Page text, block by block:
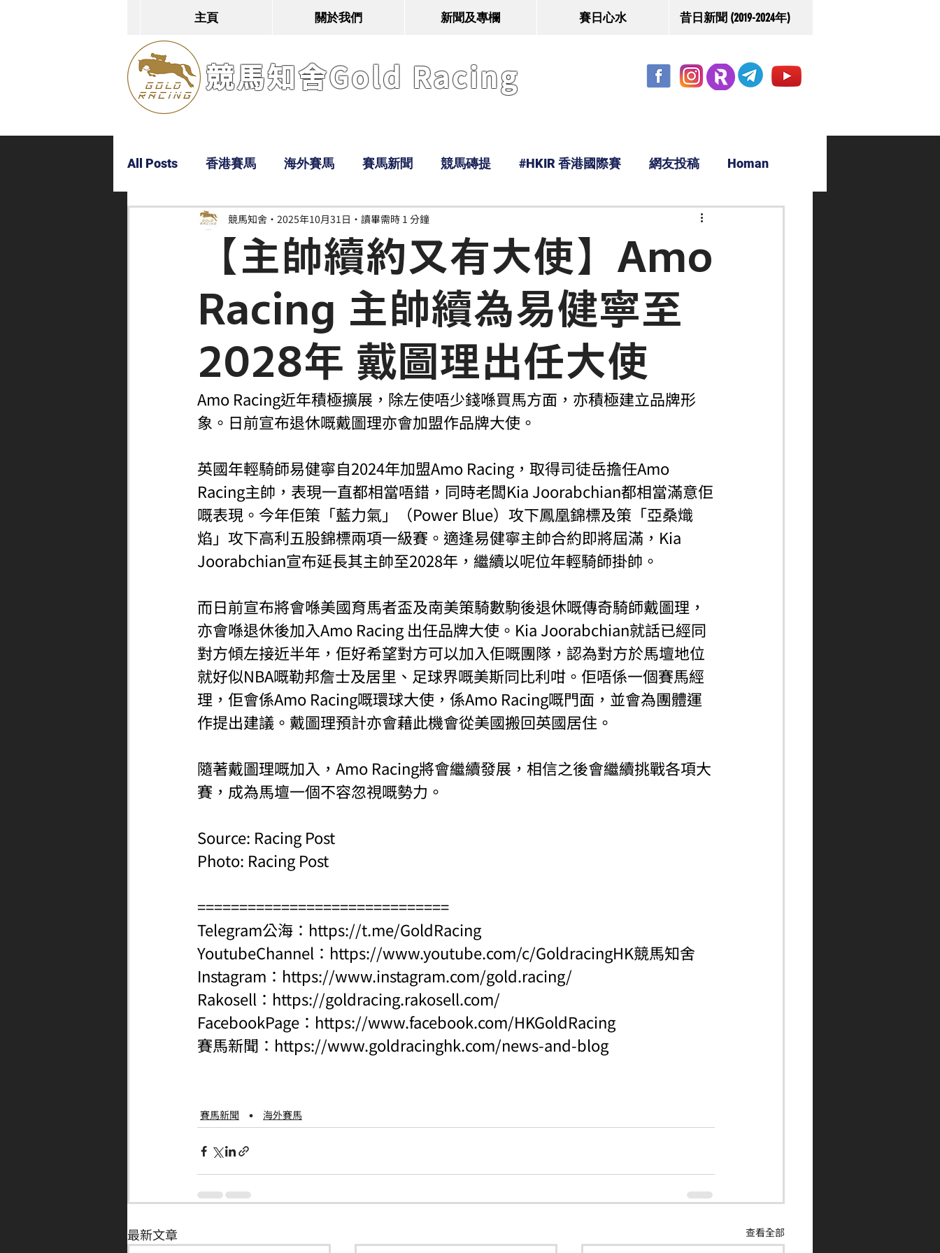
主頁 關於我們 新聞及專欄 賽日心水 昔日新聞 (2019-2024年)
競馬知舍Gold Racing
All Posts 香港賽馬 海外賽馬 賽馬新聞 競馬磚提 #HKIR 香港國際賽 網友投稿 Homan
Bobby 超仔 Tony 鹿 經典戰線
【主帥續約又有大使】Amo
Racing 主帥續為易健寧至
2028年 戴圖理出任大使
競馬知舍 2025年10月31日 讀畢需時 1 分鐘
Amo Racing近年積極擴展，除左使唔少錢喺買馬方面，亦積極建立品牌形
象。日前宣布退休嘅戴圖理亦會加盟作品牌大使。
英國年輕騎師易健寧自2024年加盟Amo Racing，取得司徒岳擔任Amo
Racing主帥，表現一直都相當唔錯，同時老闆Kia Joorabchian都相當滿意佢
嘅表現。今年佢策「藍力氣」（Power Blue）攻下鳳凰錦標及策「亞桑熾
焰」攻下高利五股錦標兩項一級賽。適逢易健寧主帥合約即將屆滿，Kia
Joorabchian宣布延長其主帥至2028年，繼續以呢位年輕騎師掛帥。
而日前宣布將會喺美國育馬者盃及南美策騎數駒後退休嘅傳奇騎師戴圖理，
亦會喺退休後加入Amo Racing 出任品牌大使。Kia Joorabchian就話已經同
對方傾左接近半年，佢好希望對方可以加入佢嘅團隊，認為對方於馬壇地位
就好似NBA嘅勒邦詹士及居里、足球界嘅美斯同比利咁。佢唔係一個賽馬經
理，佢會係Amo Racing嘅環球大使，係Amo Racing嘅門面，並會為團體運
作提出建議。戴圖理預計亦會藉此機會從美國搬回英國居住。
隨著戴圖理嘅加入，Amo Racing將會繼續發展，相信之後會繼續挑戰各項大
賽，成為馬壇一個不容忽視嘅勢力。
Source: Racing Post
Photo: Racing Post
==============================
Telegram公海： https://t.me/GoldRacing
YoutubeChannel： https://www.youtube.com/c/GoldracingHK競馬知舍
Instagram： https://www.instagram.com/gold.racing/
Rakosell： https://goldracing.rakosell.com/
FacebookPage： https://www.facebook.com/HKGoldRacing
賽馬新聞： https://www.goldracinghk.com/news-and-blog
賽馬新聞 海外賽馬
最新文章 查看全部